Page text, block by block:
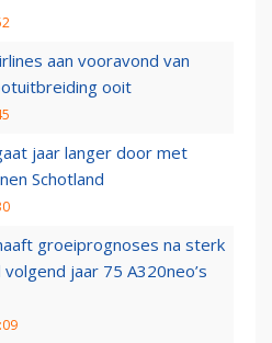
aan vooravond van
ooit
jaar langer door met
Schotland
groeiprognoses na sterk
jaar 75 A320neo’s